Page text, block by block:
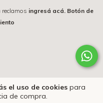
el uso de cookies para
de compra.
reclamos ingresá acá. Botón de